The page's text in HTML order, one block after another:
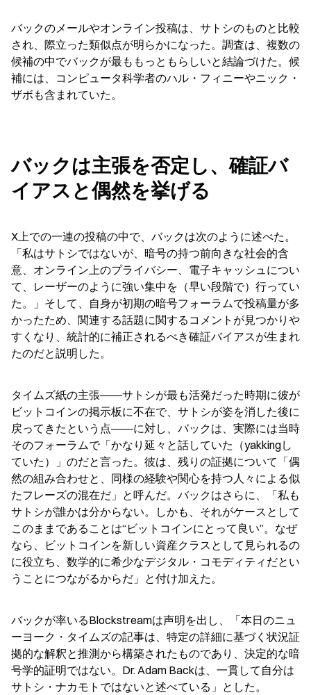
バックのメールやオンライン投稿は、サトシのものと比較
され、際立った類似点が明らかになった。調査は、複数の
候補の中でバックが最ももっともらしいと結論づけた。候
補には、コンピュータ科学者のハル・フィニーやニック・
ザボも含まれていた。
バックは主張を否定し、確証バ
イアスと偶然を挙げる
X上での一連の投稿の中で、バックは次のように述べた。
「私はサトシではないが、暗号の持つ前向きな社会的含
意、オンライン上のプライバシー、電子キャッシュについ
て、レーザーのように強い集中を（早い段階で）行ってい
た。」そして、自身が初期の暗号フォーラムで投稿量が多
かったため、関連する話題に関するコメントが見つかりや
すくなり、統計的に補正されるべき確証バイアスが生まれ
たのだと説明した。
タイムズ紙の主張――サトシが最も活発だった時期に彼が
ビットコインの掲示板に不在で、サトシが姿を消した後に
戻ってきたという点――に対し、バックは、実際には当時
そのフォーラムで「かなり延々と話していた（yakkingし
ていた）」のだと言った。彼は、残りの証拠について「偶
然の組み合わせと、同様の経験や関心を持つ人々による似
たフレーズの混在だ」と呼んだ。バックはさらに、「私も
サトシが誰かは分からない。しかも、それがケースとして
このままであることは“ビットコインにとって良い”。なぜ
なら、ビットコインを新しい資産クラスとして見られるの
に役立ち、数学的に希少なデジタル・コモディティだとい
うことにつながるからだ」と付け加えた。
バックが率いるBlockstreamは声明を出し、「本日のニュ
ーヨーク・タイムズの記事は、特定の詳細に基づく状況証
拠的な解釈と推測から構築されたものであり、決定的な暗
号学的証明ではない。Dr. Adam Backは、一貫して自分は
サトシ・ナカモトではないと述べている」とした。